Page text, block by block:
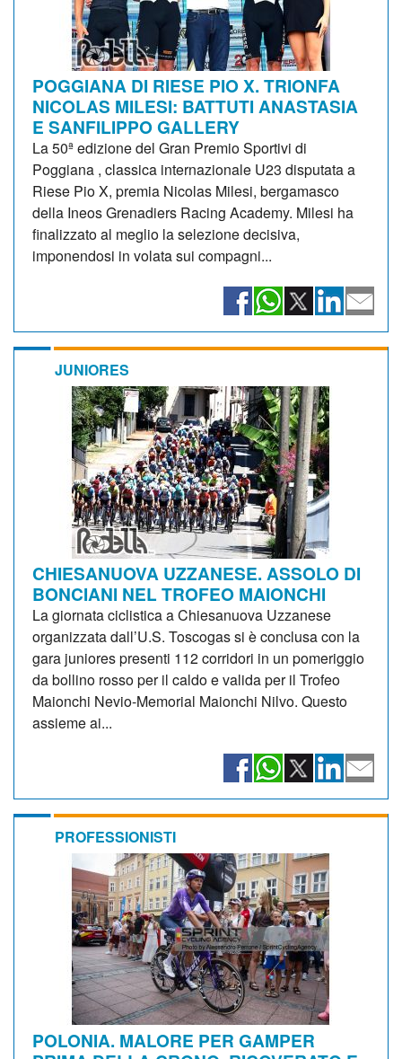
POGGIANA DI RIESE PIO X. TRIONFA
NICOLAS MILESI: BATTUTI ANASTASIA
E SANFILIPPO GALLERY
La 50ª edizione del Gran Premio Sportivi di
Poggiana , classica internazionale U23 disputata a
Riese Pio X, premia Nicolas Milesi, bergamasco
della Ineos Grenadiers Racing Academy. Milesi ha
finalizzato al meglio la selezione decisiva,
imponendosi in volata sui compagni...
JUNIORES
CHIESANUOVA UZZANESE. ASSOLO DI
BONCIANI NEL TROFEO MAIONCHI
La giornata ciclistica a Chiesanuova Uzzanese
organizzata dall’U.S. Toscogas si è conclusa con la
gara juniores presenti 112 corridori in un pomeriggio
da bollino rosso per il caldo e valida per il Trofeo
Maionchi Nevio-Memorial Maionchi Nilvo. Questo
assieme ai...
PROFESSIONISTI
POLONIA. MALORE PER GAMPER